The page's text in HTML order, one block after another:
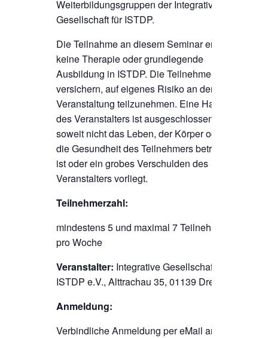
Weiterbildungsgruppen der Integrativen
Gesellschaft für ISTDP.
Die Teilnahme an diesem Seminar ersetzt
keine Therapie oder grundlegende
Ausbildung in ISTDP. Die Teilnehmer
versichern, auf eigenes Risiko an der
Veranstaltung teilzunehmen. Eine Haftung
des Veranstalters ist ausgeschlossen,
soweit nicht das Leben, der Körper oder
die Gesundheit des Teilnehmers betroffen
ist oder ein grobes Verschulden des
Veranstalters vorliegt.
Teilnehmerzahl:
mindestens 5 und maximal 7 Teilnehmer
pro Woche
Veranstalter: Integrative Gesellschaft für
ISTDP e.V., Alttrachau 35, 01139 Dresden
Anmeldung:
Verbindliche Anmeldung per eMail an